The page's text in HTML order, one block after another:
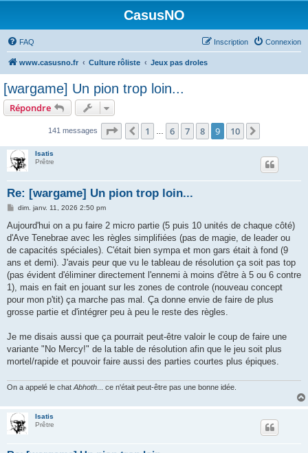
CasusNO
FAQ Connexion
Inscription
www.casusno.fr Culture rôliste Jeux pas droles
[wargame] Un pion trop loin...
Répondre
141 messages Page sur 10
Précédent
1 6 7 8 9 10
Isatis
Prêtre
Re: [wargame] Un pion trop loin...
M
s
s
a
g
dim. janv. 11, 2026 2:50 pm
Aujourd'hui on a pu faire 2 micro partie (5 puis 10 unités de chaque côté)
d'Ave Tenebrae avec les règles simplifiées (pas de magie, de leader ou
de capacités spéciales). C'était bien sympa et mon gars était à fond (9
ans et demi). J'avais peur que vu le tableau de résolution ça soit pas top
(pas évident d'éliminer directement l'ennemi à moins d'être à 5 ou 6 contre
1), mais en fait en jouant sur les zones de controle (nouveau concept
pour mon p'tit) ça marche pas mal. Ça donne envie de faire de plus
grosse partie et d'intégrer peu à peu le reste des règles.
Je me disais aussi que ça pourrait peut-être valoir le coup de faire une
variante "No Mercy!" de la table de résolution afin que le jeu soit plus
mortel/rapide et pouvoir faire aussi des parties courtes plus épiques.
On a appelé le chat Abhoth ... ce n'était peut-être pas une bonne idée.
Isatis
Prêtre